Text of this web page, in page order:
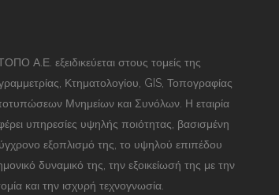
Α.Ε. εξειδικεύεται στους τομείς της
Κτηματολογίου, GIS, Τοπογραφίας
Μνημείων και Συνόλων. Η εταιρία
υπηρεσίες υψηλής ποιότητας, βασισμένη
εξοπλισμό της, το υψηλού επιπέδου
δυναμικό της, την εξοικείωσή της με την
και την ισχυρή τεχνογνωσία.